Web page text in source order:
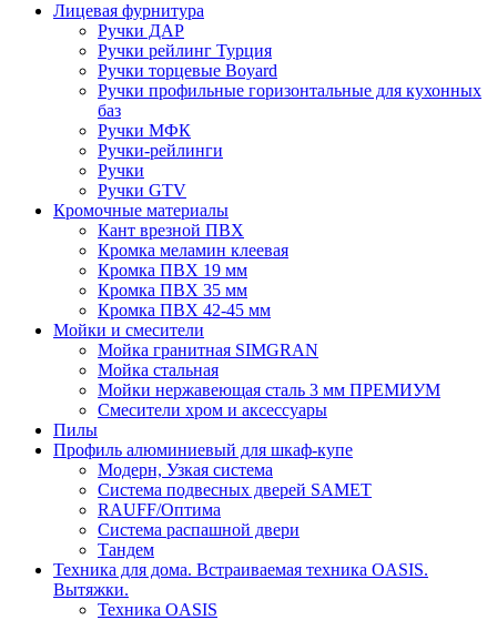
Лицевая фурнитура
Ручки ДАР
Ручки рейлинг Турция
Ручки торцевые Boyard
Ручки профильные горизонтальные для кухонных
баз
Ручки МФК
Ручки-рейлинги
Ручки
Ручки GTV
Кромочные материалы
Кант врезной ПВХ
Кромка меламин клеевая
Кромка ПВХ 19 мм
Кромка ПВХ 35 мм
Кромка ПВХ 42-45 мм
Мойки и смесители
Мойка гранитная SIMGRAN
Мойка стальная
Мойки нержавеющая сталь 3 мм ПРЕМИУМ
Смесители хром и аксессуары
Пилы
Профиль алюминиевый для шкаф-купе
Модерн, Узкая система
Система подвесных дверей SAMET
RAUFF/Оптима
Система распашной двери
Тандем
Техника для дома. Встраиваемая техника OASIS.
Вытяжки.
Техника OASIS